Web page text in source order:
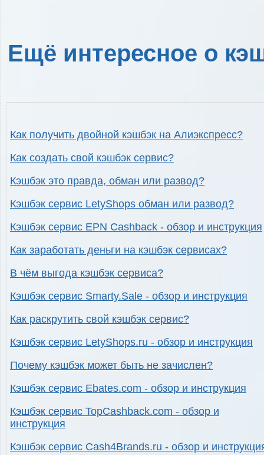
Ещё интересное о
Как получить двойной кэшбэк на Алиэкспресс?
Как создать свой кэшбэк сервис?
Кэшбэк это правда, обман или развод?
Кэшбэк сервис LetyShops обман или развод?
Кэшбэк сервис EPN Cashback - обзор и инструкция
Как заработать деньги на кэшбэк сервисах?
В чём выгода кэшбэк сервиса?
Кэшбэк сервис Smarty.Sale - обзор и инструкция
Как раскрутить свой кэшбэк сервис?
Кэшбэк сервис LetyShops.ru - обзор и инструкция
Почему кэшбэк может быть не зачислен?
Кэшбэк сервис Ebates.com - обзор и инструкция
Кэшбэк сервис TopCashback.com - обзор и
инструкция
Кэшбэк сервис Cash4Brands.ru - обзор и